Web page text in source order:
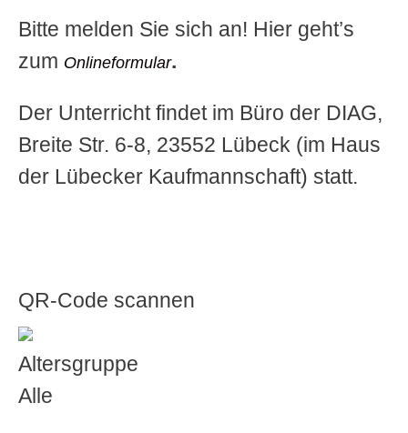
Bitte melden Sie sich an! Hier geht’s
zum Onlineformular.
Der Unterricht findet im Büro der DIAG,
Breite Str. 6-8, 23552 Lübeck (im Haus
der Lübecker Kaufmannschaft) statt.
QR-Code scannen
Altersgruppe
Alle